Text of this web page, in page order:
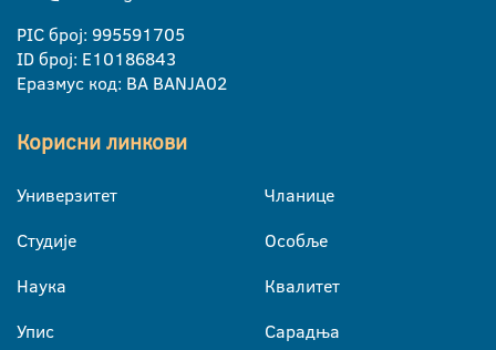
PIC број: 995591705
ID број: E10186843
Еразмус код: BA BANJA02
Корисни линкови
Универзитет
Студије
Наука
Упис
Чланице
Особље
Квалитет
Сарадња